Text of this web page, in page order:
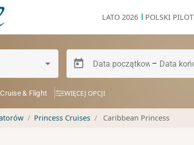
LATO 2026 POLSKI PILOT
–
Cruise & Flight WIĘCEJ OPCJI
Princess Cruises Caribbean Princess